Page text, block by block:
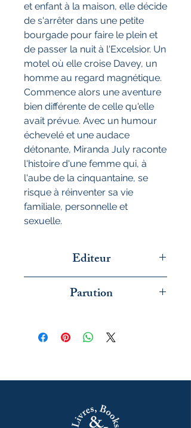
et enfant à la maison, elle décide
de s'arrêter dans une petite
bourgade pour faire le plein et
de passer la nuit à l'Excelsior. Un
motel où elle croise Davey, un
homme au regard magnétique.
Commence alors une aventure
bien différente de celle qu'elle
avait prévue. Avec un humour
échevelé et une audace
détonante, Miranda July raconte
l'histoire d'une femme qui, à
l'aube de la cinquantaine, se
risque à réinventer sa vie
familiale, personnelle et
sexuelle.
Editeur
Parution